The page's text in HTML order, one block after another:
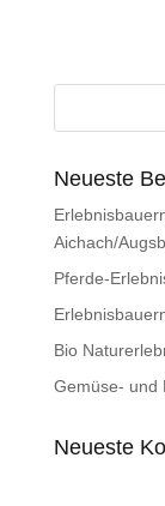
Neueste
Aichach/
Pferde-
Bio
Gemüse- und
Neueste